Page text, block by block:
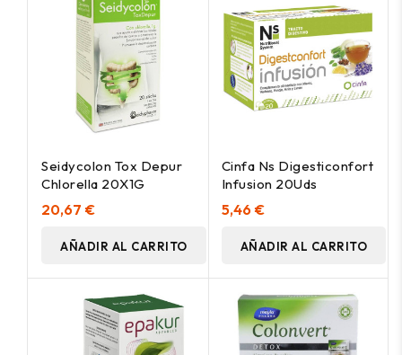
Seidycolon Tox Depur
Chlorella 20X1G
20,67 €
AÑADIR AL CARRITO
Cinfa Ns Digesticonfort
Infusion 20Uds
5,46 €
AÑADIR AL CARRITO